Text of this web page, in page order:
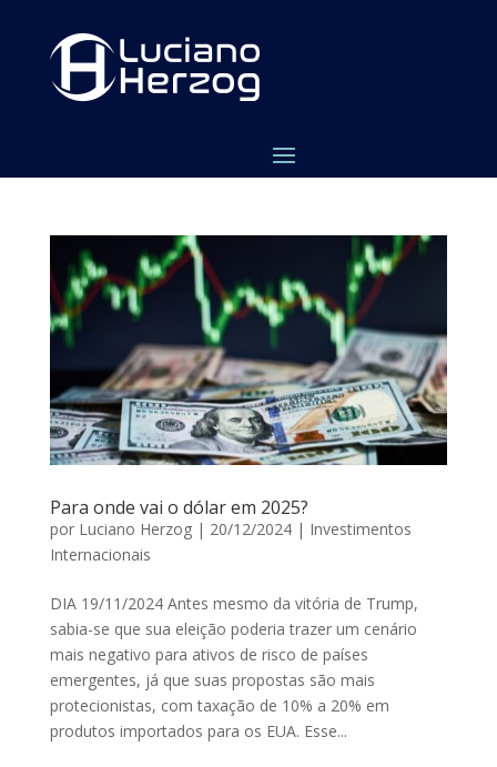
Para onde vai o dólar em 2025?
por Luciano Herzog| 20/12/2024| Investimentos
Internacionais
DIA 19/11/2024 Antes mesmo da vitória de Trump,
sabia-se que sua eleição poderia trazer um cenário
mais negativo para ativos de risco de países
emergentes, já que suas propostas são mais
protecionistas, com taxação de 10% a 20% em
produtos importados para os EUA. Esse...